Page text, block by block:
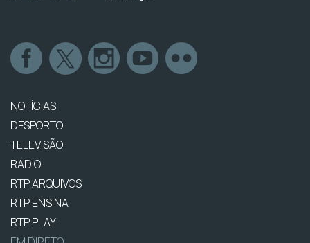
NOTÍCIAS
DESPORTO
TELEVISÃO
RÁDIO
RTP ARQUIVOS
RTP ENSINA
RTP PLAY